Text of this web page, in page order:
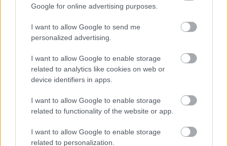
Google for online advertising purposes.
I want to allow Google to send me
personalized advertising.
I want to allow Google to enable storage
related to analytics like cookies on web or
device identifiers in apps.
I want to allow Google to enable storage
related to functionality of the website or app.
I want to allow Google to enable storage
related to personalization.
“Templomot szeretnék felépíteni Székesfehérváron.
Öt év alatt minden építész, történész és régész fiaskó
után fel fogom építeni a Szent István által alapított
Nagyboldogasszony bazilikát. Virtuálisan
létrehozom azt a helyet, amelyben a magyar
történelem meghatározó személyeinek élete előtt
tiszteleghetünk” – közölte
melyben úgy fogalmazott “a társaságosdi egy
agyrém!”.
“Egy ekkora országban nem teheti meg a szakma,